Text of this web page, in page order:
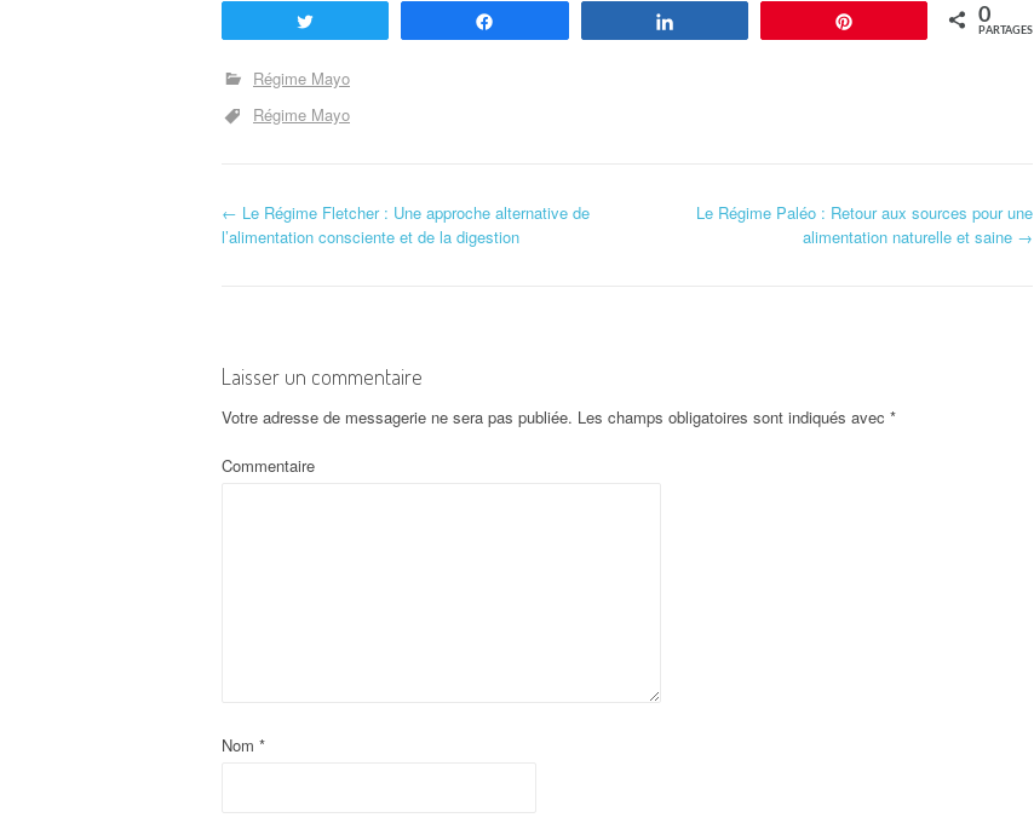
0
PARTAGES
Régime Mayo
Régime Mayo
Navigation d'article
← Le Régime Fletcher : Une approche alternative de
l’alimentation consciente et de la digestion
Le Régime Paléo : Retour aux sources pour une
alimentation naturelle et saine →
Laisser un commentaire
Votre adresse de messagerie ne sera pas publiée. Les champs obligatoires sont indiqués avec *
Commentaire
Nom *